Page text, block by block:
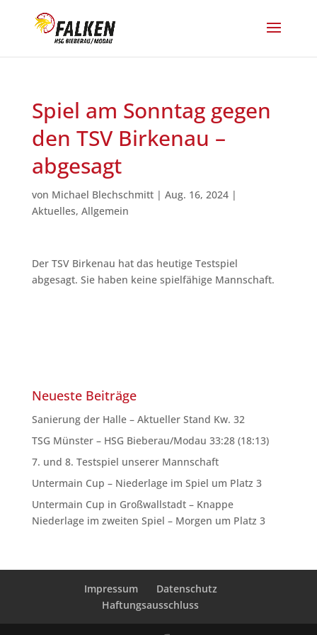
Spiel am Sonntag gegen
den TSV Birkenau –
abgesagt
von Michael Blechschmitt| Aug. 16, 2024|
Aktuelles, Allgemein
Der TSV Birkenau hat das heutige Testspiel
abgesagt. Sie haben keine spielfähige Mannschaft.
Neueste Beiträge
Sanierung der Halle – Aktueller Stand Kw. 32
TSG Münster – HSG Bieberau/Modau 33:28 (18:13)
7. und 8. Testspiel unserer Mannschaft
Untermain Cup – Niederlage im Spiel um Platz 3
Untermain Cup in Großwallstadt – Knappe
Niederlage im zweiten Spiel – Morgen um Platz 3
Impressum
Datenschutz
Haftungsausschluss